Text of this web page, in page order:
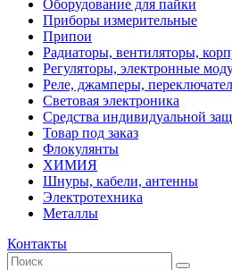
Оборудование для пайки
Приборы измерительные
Припои
Радиаторы, вентиляторы,
Регуляторы, электронные
Реле, джамперы,
Световая электроника
Средства индивидуальной
Товар под заказ
Флокулянты
ХИМИЯ
Шнуры, кабели, антенны
Электротехника
Металлы
Контакты